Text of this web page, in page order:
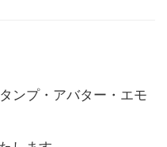
ンプ・アバター・エモ